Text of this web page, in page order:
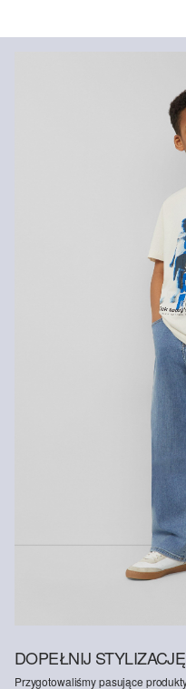
Material: bawełna
Nie wybielać/nie
Pranie standardowe
Prasować w średniej
Suszyć w niskiej
Czas dostawy jest
Koszt wysyłki wynosi 15 zł
Zwrot produktów możliwy jest
DOPEŁNIJ STYLIZACJĘ
Przygotowaliśmy pasujące